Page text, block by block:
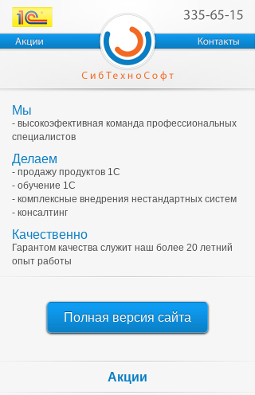
Мы
- высокоэфективная команда профессиональных
специалистов
Делаем
- продажу продуктов 1С
- обучение 1С
- комплексные внедрения нестандартных систем
- консалтинг
Качественно
Гарантом качества служит наш более 20 летний
опыт работы
Полная версия сайта
Акции